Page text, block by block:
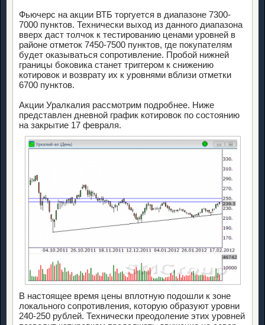
Фьючерс на акции ВТБ торгуется в диапазоне 7300-
7000 пунктов. Технически выход из данного диапазона
вверх даст толчок к тестированию ценами уровней в
районе отметок 7450-7500 пунктов, где покупателям
будет оказываться сопротивление. Пробой нижней
границы боковика станет триггером к снижению
котировок и возврату их к уровнями вблизи отметки
6700 пунктов.
Акции Уралкалия рассмотрим подробнее. Ниже
представлен дневной график котировок по состоянию
на закрытие 17 февраля.
В настоящее время цены вплотную подошли к зоне
локального сопротивления, которую образуют уровни
240-250 рублей. Технически преодоление этих уровней